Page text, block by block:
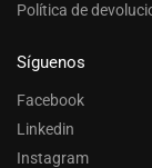
Política de
Síguenos
Facebook
Linkedin
Instagram